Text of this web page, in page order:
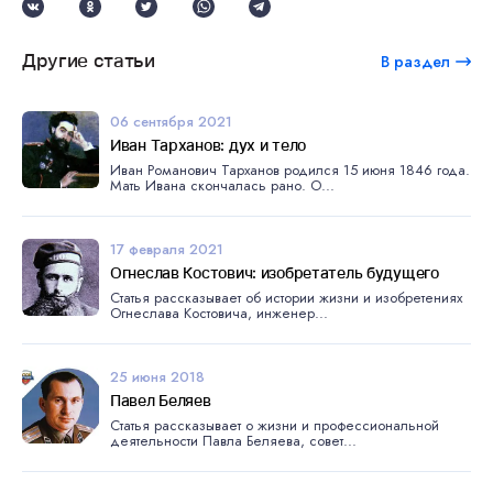
Другие статьи В раздел
06 сентября 2021
Иван Тарханов: дух и тело
Иван Романович Тарханов родился 15 июня 1846 года.
Мать Ивана скончалась рано. О...
17 февраля 2021
Огнеслав Костович: изобретатель будущего
Статья рассказывает об истории жизни и изобретениях
Огнеслава Костовича, инженер...
25 июня 2018
Павел Беляев
Статья рассказывает о жизни и профессиональной
деятельности Павла Беляева, совет...